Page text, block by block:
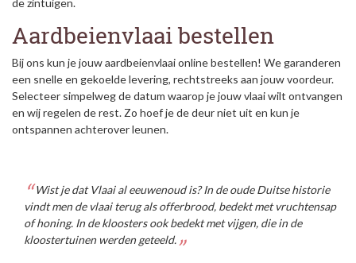
de zintuigen.
Aardbeienvlaai bestellen
Bij ons kun je jouw aardbeienvlaai online bestellen! We garanderen
een snelle en gekoelde levering, rechtstreeks aan jouw voordeur.
Selecteer simpelweg de datum waarop je jouw vlaai wilt ontvangen
en wij regelen de rest. Zo hoef je de deur niet uit en kun je
ontspannen achterover leunen.
Wist je dat Vlaai al eeuwenoud is? In de oude Duitse historie
vindt men de vlaai terug als offerbrood, bedekt met vruchtensap
of honing. In de kloosters ook bedekt met vijgen, die in de
kloostertuinen werden geteeld.